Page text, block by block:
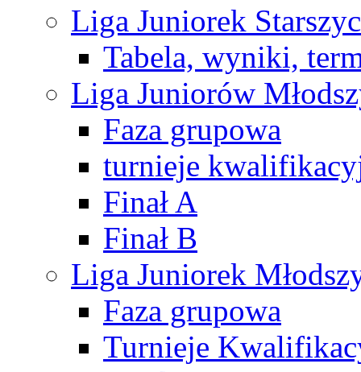
Liga Juniorek
Tabela, wyniki,
Liga Juniorów
Faza grupowa
turnieje
Finał A
Finał B
Liga Juniorek
Faza grupowa
Turnieje